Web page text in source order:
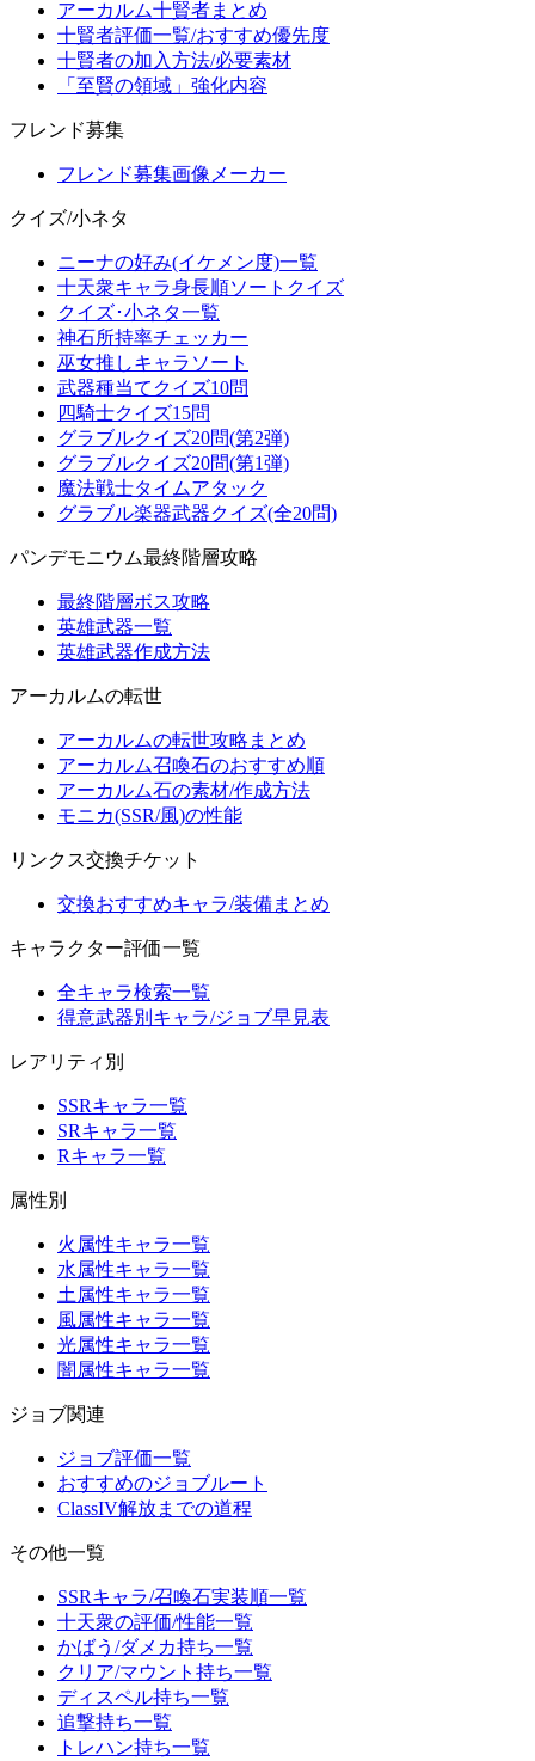
アーカルム十賢者まとめ
十賢者評価一覧/おすすめ優先度
十賢者の加入方法/必要素材
「至賢の領域」強化内容
フレンド募集
フレンド募集画像メーカー
クイズ/小ネタ
ニーナの好み(イケメン度)一覧
十天衆キャラ身長順ソートクイズ
クイズ･小ネタ一覧
神石所持率チェッカー
巫女推しキャラソート
武器種当てクイズ10問
四騎士クイズ15問
グラブルクイズ20問(第2弾)
グラブルクイズ20問(第1弾)
魔法戦士タイムアタック
グラブル楽器武器クイズ(全20問)
パンデモニウム最終階層攻略
最終階層ボス攻略
英雄武器一覧
英雄武器作成方法
アーカルムの転世
アーカルムの転世攻略まとめ
アーカルム召喚石のおすすめ順
アーカルム石の素材/作成方法
モニカ(SSR/風)の性能
リンクス交換チケット
交換おすすめキャラ/装備まとめ
キャラクター評価一覧
全キャラ検索一覧
得意武器別キャラ/ジョブ早見表
レアリティ別
SSRキャラ一覧
SRキャラ一覧
Rキャラ一覧
属性別
火属性キャラ一覧
水属性キャラ一覧
土属性キャラ一覧
風属性キャラ一覧
光属性キャラ一覧
闇属性キャラ一覧
ジョブ関連
ジョブ評価一覧
おすすめのジョブルート
ClassIV解放までの道程
その他一覧
SSRキャラ/召喚石実装順一覧
十天衆の評価/性能一覧
かばう/ダメカ持ち一覧
クリア/マウント持ち一覧
ディスペル持ち一覧
追撃持ち一覧
トレハン持ち一覧